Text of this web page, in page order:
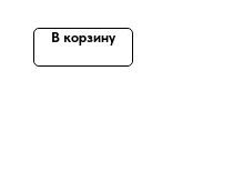
В корзину